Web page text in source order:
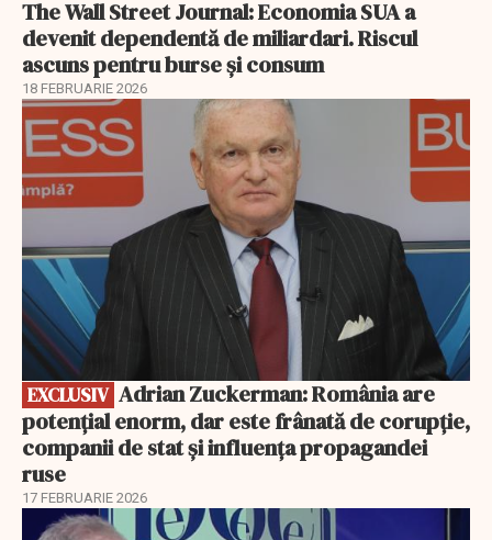
The Wall Street Journal: Economia SUA a
devenit dependentă de miliardari. Riscul
ascuns pentru burse și consum
18 FEBRUARIE 2026
EXCLUSIV
EXCLUSIV
potențial enorm, dar este frânată de corupție,
companii de stat și influența propagandei
ruse
17 FEBRUARIE 2026
EXCLUSIV